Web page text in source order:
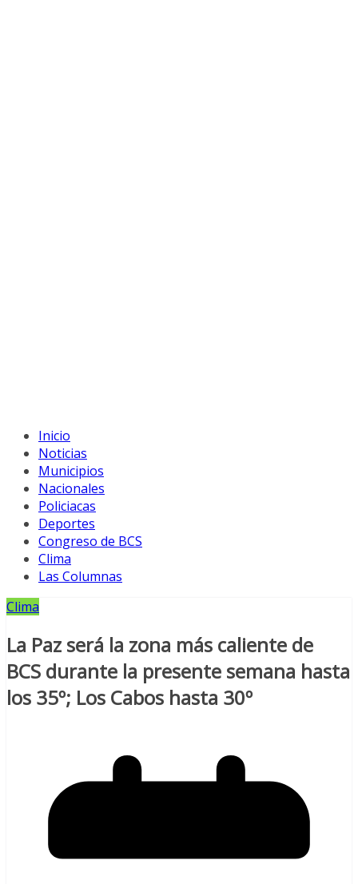
Inicio
Noticias
Municipios
Nacionales
Policiacas
Deportes
Congreso de BCS
Clima
Las Columnas
Clima
La Paz será la zona más caliente de
BCS durante la presente semana hasta
los 35º; Los Cabos hasta 30º